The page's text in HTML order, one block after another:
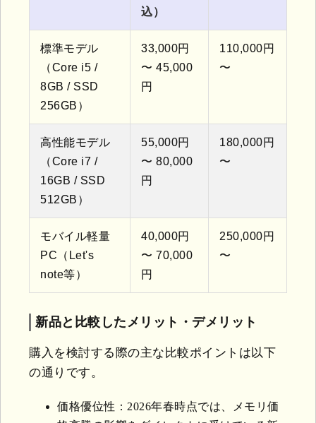
込）
標準モデル
（Core i5 /
8GB / SSD
256GB）
33,000円
〜 45,000
円
110,000円
〜
高性能モデル
（Core i7 /
16GB / SSD
512GB）
55,000円
〜 80,000
円
180,000円
〜
モバイル軽量
PC（Let's
note等）
40,000円
〜 70,000
円
250,000円
〜
新品と比較したメリット・デメリット
購入を検討する際の主な比較ポイントは以下
の通りです。
価格優位性：2026年春時点では、メモリ価